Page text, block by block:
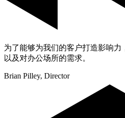
为了能够为我们的客户打造影响
以及对办公场所的需求。
Brian Pilley, Director